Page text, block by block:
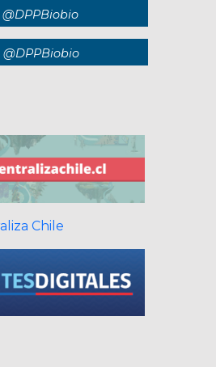
@DPPBiobio
@DPPBiobio